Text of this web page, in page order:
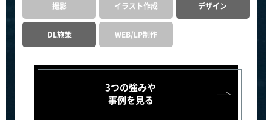
撮影 イラスト作成 デザイン
DL施策 WEB/LP制作
3つの強みや
事例を見る